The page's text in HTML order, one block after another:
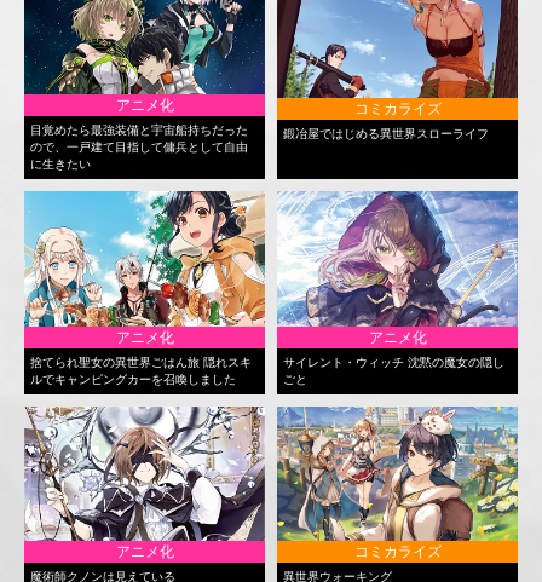
アニメ化
目覚めたら最強装備と宇宙船持ちだった
ので、一戸建て目指して傭兵として自由
に生きたい
コミカライズ
鍛冶屋ではじめる異世界スローライフ
アニメ化
捨てられ聖女の異世界ごはん旅 隠れスキ
ルでキャンピングカーを召喚しました
アニメ化
サイレント・ウィッチ 沈黙の魔女の隠し
ごと
アニメ化
魔術師クノンは見えている
コミカライズ
異世界ウォーキング